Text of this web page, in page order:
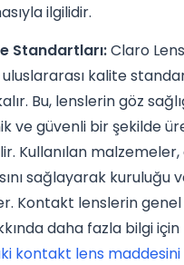
ilgilidir.
Standartları:Claro
kalite
Bu, lenslerin göz
ve güvenli bir şekilde
Kullanılan
sağlayarak kuruluğu
Kontakt lenslerin genel
daha fazla bilgi için
kontakt lens maddesini